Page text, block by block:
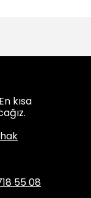
kısa
55 08